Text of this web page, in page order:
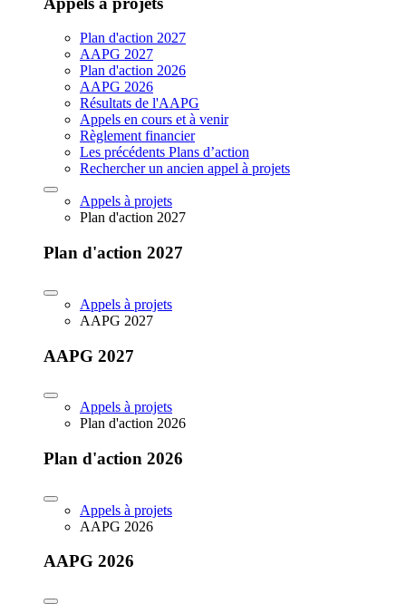
Plan d'action 2027
AAPG 2027
Plan d'action 2026
AAPG 2026
Résultats de l'AAPG
Appels en cours et à venir
Règlement financier
Les précédents Plans d’action
Rechercher un ancien appel à projets
Appels à projets
Plan d'action 2027
Plan d'action 2027
Appels à projets
AAPG 2027
AAPG 2027
Appels à projets
Plan d'action 2026
Plan d'action 2026
Appels à projets
AAPG 2026
AAPG 2026